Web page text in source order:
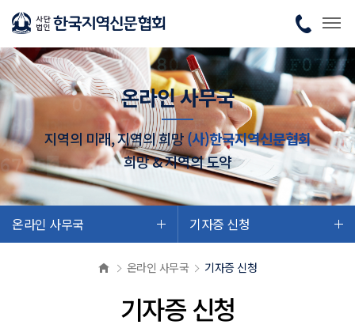
온라인 사무국
지역의 미래, 지역의 희망(사)한국지역신문협회
희망 & 지역의 도약
온라인 사무국 기자증 신청
온라인 사무국 기자증 신청
기자증 신청